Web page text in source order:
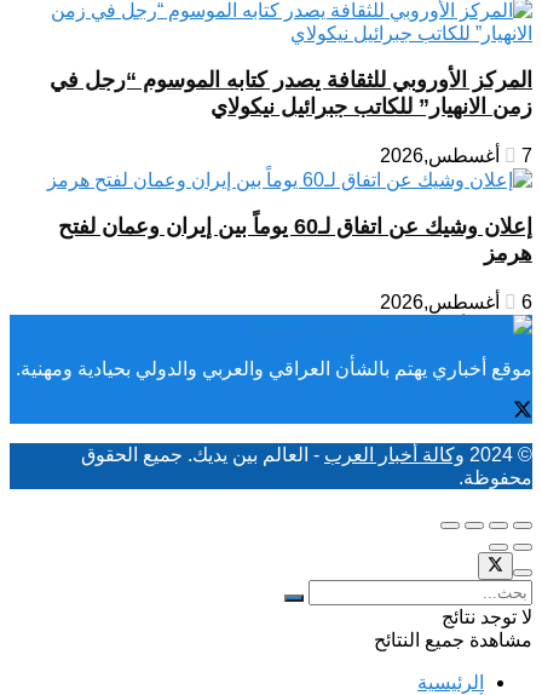
المركز الأوروبي للثقافة يصدر كتابه الموسوم “رجل في
زمن الانهيار” للكاتب جبرائيل نيكولاي
7 أغسطس,2026
إعلان وشيك عن اتفاق لـ60 يوماً بين إيران وعمان لفتح
هرمز
6 أغسطس,2026
موقع أخباري يهتم بالشأن العراقي والعربي والدولي بحيادية ومهنية.
© 2024 وكالة أخبار العرب - العالم بين يديك. جميع الحقوق
محفوظة.
لا توجد نتائج
مشاهدة جميع النتائح
الرئيسية